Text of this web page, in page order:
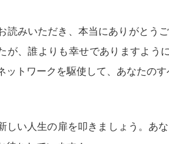
読みいただき、本当にありがとう
が、誰よりも幸せでありますように
ットワークを駆使して、あなたのす
しい人生の扉を叩きましょう。あ